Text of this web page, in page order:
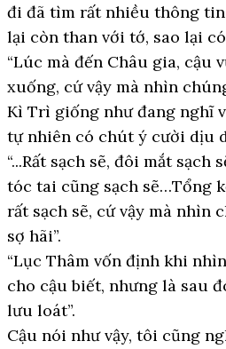
đi đã tìm rất nhiều thông
lại còn than với tớ, sao lại
“Lúc mà đến Châu gia, cậu
xuống, cứ vậy mà nhìn
Kì Trì giống như đang nghĩ
tự nhiên có chút ý cười dịu
“...Rất sạch sẽ, đôi mắt sạch
tóc tai cũng sạch sẽ…Tổng
rất sạch sẽ, cứ vậy mà nhìn
sợ hãi”.
“Lục Thâm vốn định khi
cho cậu biết, nhưng là sau
lưu loát”.
Cậu nói như vậy, tôi cũng